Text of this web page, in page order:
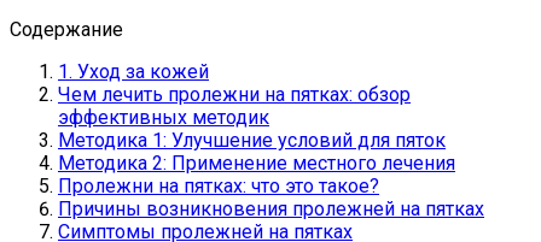
Содержание
1. Уход за кожей
Чем лечить пролежни на пятках: обзор
эффективных методик
Методика 1: Улучшение условий для пяток
Методика 2: Применение местного лечения
Пролежни на пятках: что это такое?
Причины возникновения пролежней на пятках
Симптомы пролежней на пятках